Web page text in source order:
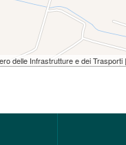
delle Infrastrutture e dei